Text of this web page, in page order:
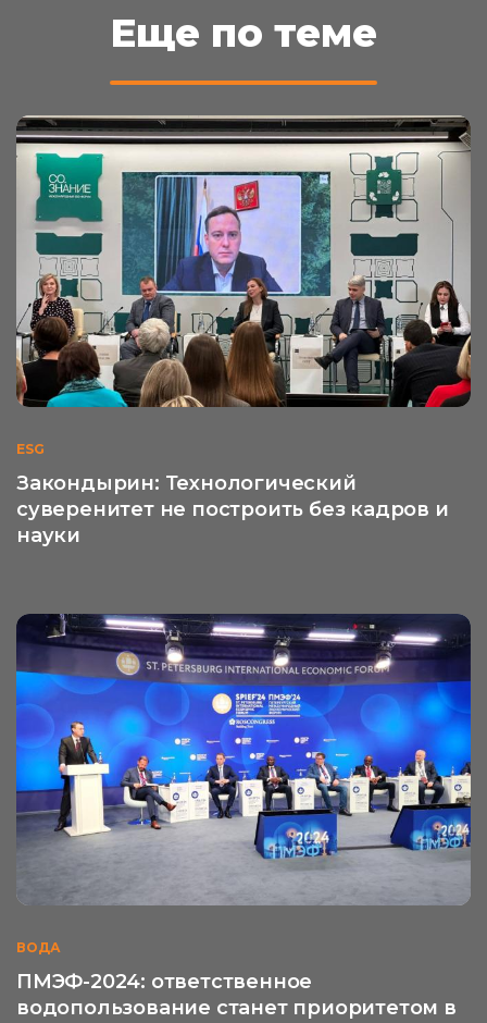
Еще по теме
ESG
Закондырин: Технологический
суверенитет не построить без кадров и
науки
ВОДА
ПМЭФ-2024: ответственное
водопользование станет приоритетом в